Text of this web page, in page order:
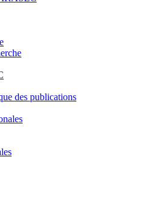
des publications